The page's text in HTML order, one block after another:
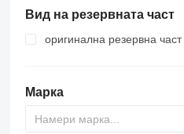
Вид на резервната част
оригинална резервна част
Марка